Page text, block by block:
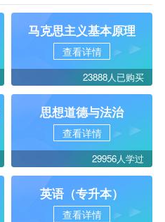
马克思主义基本原理
查看详情
23888人已购买
思想道德与法治
查看详情
29956人学过
英语（专升本）
查看详情